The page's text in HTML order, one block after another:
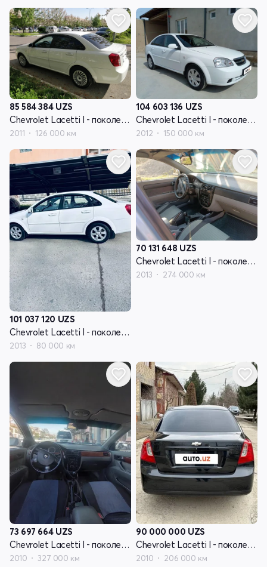
85 584 384 UZS
Chevrolet Lacetti I - поколение
2011 126 000 км
104 603 136 UZS
Chevrolet Lacetti I - поколение
2012 150 000 км
101 037 120 UZS
Chevrolet Lacetti I - поколение
2013 80 000 км
70 131 648 UZS
Chevrolet Lacetti I - поколение
2013 274 000 км
73 697 664 UZS
Chevrolet Lacetti I - поколение
2010 327 000 км
90 000 000 UZS
Chevrolet Lacetti I - поколение
2010 206 000 км